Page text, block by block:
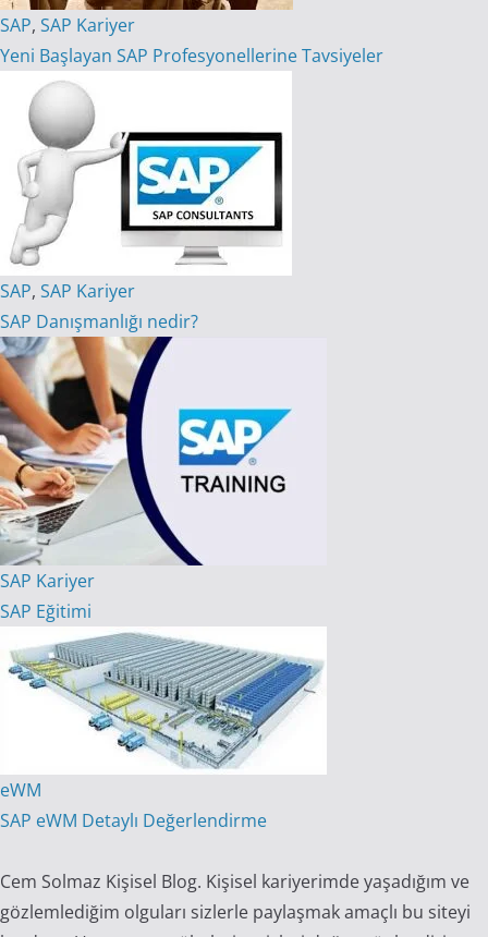
SAP, SAP Kariyer
Yeni Başlayan SAP Profesyonellerine Tavsiyeler
SAP, SAP Kariyer
SAP Danışmanlığı nedir?
SAP Kariyer
SAP Eğitimi
eWM
SAP eWM Detaylı Değerlendirme
Cem Solmaz Kişisel Blog. Kişisel kariyerimde yaşadığım ve
gözlemlediğim olguları sizlerle paylaşmak amaçlı bu siteyi